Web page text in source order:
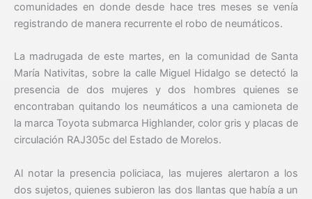
comunidades en donde desde hace tres meses se venía
registrando de manera recurrente el robo de neumáticos.
La madrugada de este martes, en la comunidad de Santa
María Nativitas, sobre la calle Miguel Hidalgo se detectó la
presencia de dos mujeres y dos hombres quienes se
encontraban quitando los neumáticos a una camioneta de
la marca Toyota submarca Highlander, color gris y placas de
circulación RAJ305c del Estado de Morelos.
Al notar la presencia policiaca, las mujeres alertaron a los
dos sujetos, quienes subieron las dos llantas que había a un